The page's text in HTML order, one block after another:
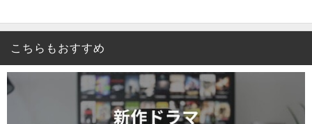
こちらもおすすめ